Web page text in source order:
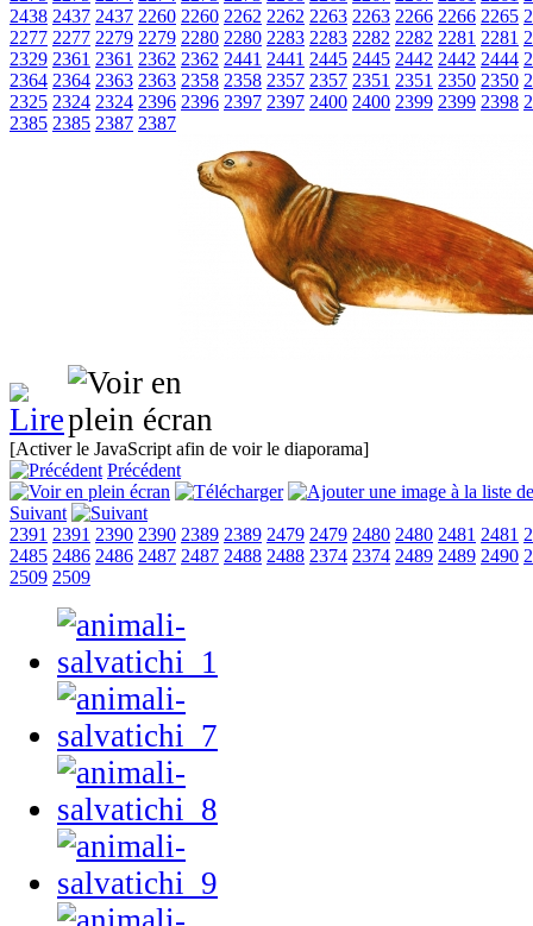
2438 2437 2437 2260 2260 2262 2262 2263 2263 2266 2266 2265
2277 2277 2279 2279 2280 2280 2283 2283 2282 2282 2281 2281
2329 2361 2361 2362 2362 2441 2441 2445 2445 2442 2442 2444
2364 2364 2363 2363 2358 2358 2357 2357 2351 2351 2350 2350
2325 2324 2324 2396 2396 2397 2397 2400 2400 2399 2399 2398
2385 2385 2387 2387
[Activer le JavaScript afin de voir le diaporama]
Précédent
Suivant
2391 2391 2390 2390 2389 2389 2479 2479 2480 2480 2481 2481
2485 2486 2486 2487 2487 2488 2488 2374 2374 2489 2489 2490
2509 2509